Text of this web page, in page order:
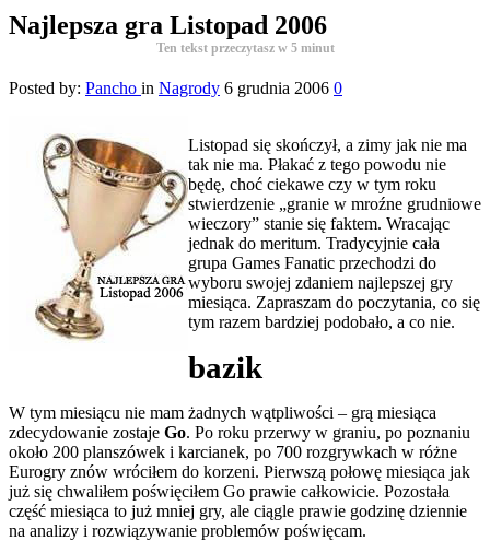
Najlepsza gra Listopad 2006
Ten tekst przeczytasz w 5 minut
Posted by: Pancho in Nagrody 6 grudnia 2006 0
Listopad się skończył, a zimy jak nie ma
tak nie ma. Płakać z tego powodu nie
będę, choć ciekawe czy w tym roku
stwierdzenie „granie w mroźne grudniowe
wieczory” stanie się faktem. Wracając
jednak do meritum. Tradycyjnie cała
grupa Games Fanatic przechodzi do
wyboru swojej zdaniem najlepszej gry
miesiąca. Zapraszam do poczytania, co się
tym razem bardziej podobało, a co nie.
bazik
W tym miesiącu nie mam żadnych wątpliwości – grą miesiąca
zdecydowanie zostaje Go. Po roku przerwy w graniu, po poznaniu
około 200 planszówek i karcianek, po 700 rozgrywkach w różne
Eurogry znów wróciłem do korzeni. Pierwszą połowę miesiąca jak
już się chwaliłem poświęciłem Go prawie całkowicie. Pozostała
część miesiąca to już mniej gry, ale ciągle prawie godzinę dziennie
na analizy i rozwiązywanie problemów poświęcam.